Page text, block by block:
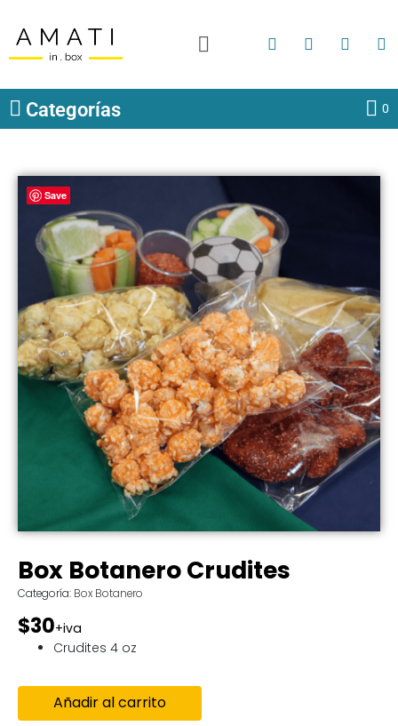
Categorías 0
Save
Box Botanero Crudites
Categoría: Box Botanero
$30+iva
Crudites 4 oz
Añadir al carrito